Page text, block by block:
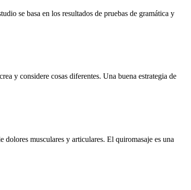
se basa en los resultados de pruebas de gramática y
y considere cosas diferentes. Una buena estrategia de
dolores musculares y articulares. El quiromasaje es una